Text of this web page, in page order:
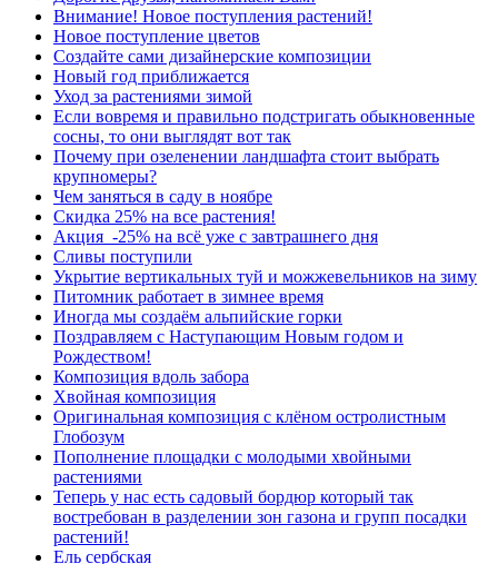
Внимание! Новое поступления растений!
Новое поступление цветов
Создайте сами дизайнерские композиции
Новый год приближается
Уход за растениями зимой
Если вовремя и правильно подстригать обыкновенные
сосны, то они выглядят вот так
Почему при озеленении ландшафта стоит выбрать
крупномеры?
Чем заняться в саду в ноябре
Скидка 25% на все растения!
Акция -25% на всё уже с завтрашнего дня
Сливы поступили
Укрытие вертикальных туй и можжевельников на зиму
Питомник работает в зимнее время
Иногда мы создаём альпийские горки
Поздравляем с Наступающим Новым годом и
Рождеством!
Композиция вдоль забора
Хвойная композиция
Оригинальная композиция с клёном остролистным
Глобозум
Пополнение площадки с молодыми хвойными
растениями
Теперь у нас есть садовый бордюр который так
востребован в разделении зон газона и групп посадки
растений!
Ель сербская